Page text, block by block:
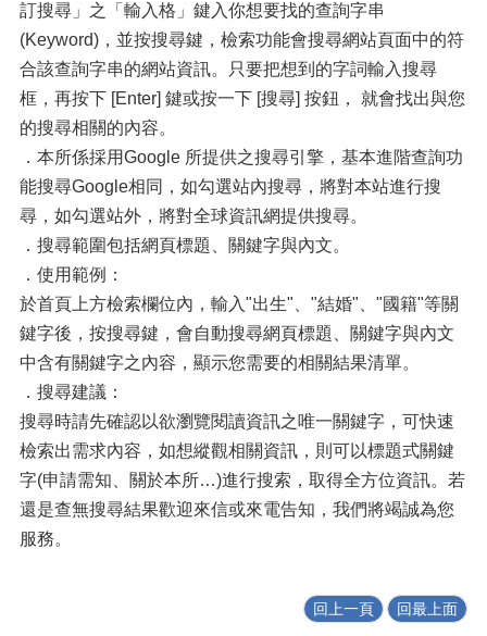
訂搜尋」之「輸入格」鍵入你想要找的查詢字串
(Keyword)，並按搜尋鍵，檢索功能會搜尋網站頁面中的符
合該查詢字串的網站資訊。只要把想到的字詞輸入搜尋
框，再按下 [Enter] 鍵或按一下 [搜尋] 按鈕， 就會找出與您
的搜尋相關的內容。
．本所係採用Google 所提供之搜尋引擎，基本進階查詢功
能搜尋Google相同，如勾選站內搜尋，將對本站進行搜
尋，如勾選站外，將對全球資訊網提供搜尋。
．搜尋範圍包括網頁標題、關鍵字與內文。
．使用範例：
於首頁上方檢索欄位內，輸入"出生"、"結婚"、"國籍"等關
鍵字後，按搜尋鍵，會自動搜尋網頁標題、關鍵字與內文
中含有關鍵字之內容，顯示您需要的相關結果清單。
．搜尋建議：
搜尋時請先確認以欲瀏覽閱讀資訊之唯一關鍵字，可快速
檢索出需求內容，如想縱觀相關資訊，則可以標題式關鍵
字(申請需知、關於本所…)進行搜索，取得全方位資訊。若
還是查無搜尋結果歡迎來信或來電告知，我們將竭誠為您
服務。
回上一頁 回最上面